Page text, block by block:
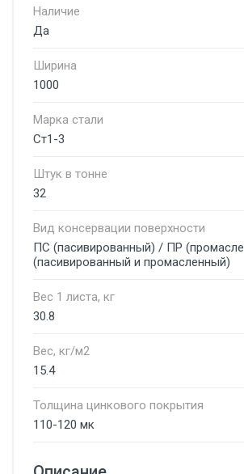
Наличие
Да
Ширина
1000
Марка стали
Ст1-3
Штук в тонне
32
Вид консервации поверхности
ПС (пасивированный) / ПР
(пасивированный и промасленный)
Вес 1 листа, кг
30.8
Вес, кг/м2
15.4
Толщина цинкового покрытия
110-120 мк